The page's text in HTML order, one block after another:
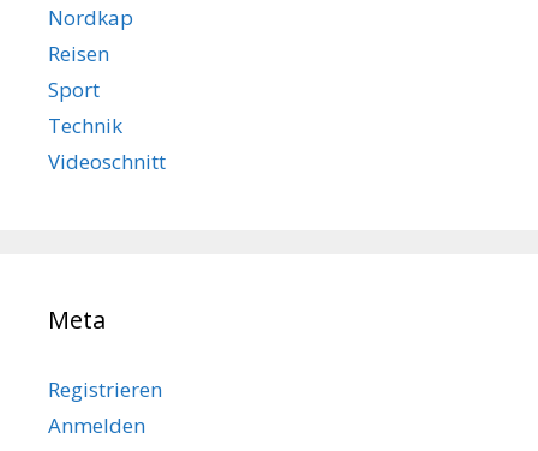
Nordkap
Reisen
Sport
Technik
Videoschnitt
Meta
Registrieren
Anmelden